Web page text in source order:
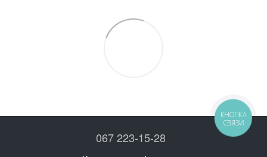
067 223-15-28
КНОПКА
СВЯЗИ